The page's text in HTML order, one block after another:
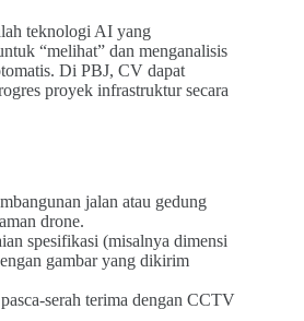
teknologi AI yang
“melihat” dan menganalisis
Di PBJ, CV dapat
proyek infrastruktur secara
jalan atau gedung
drone.
spesifikasi (misalnya dimensi
gambar yang dikirim
serah terima dengan CCTV